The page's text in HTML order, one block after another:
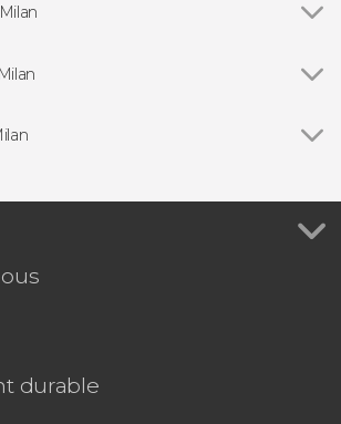
journée
Prada
électrique à Milan
durable